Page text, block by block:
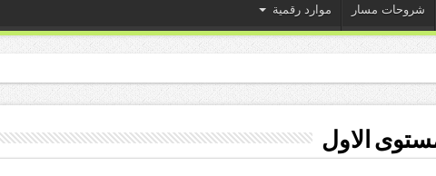
شروحات مسار موارد رقمية
الاول